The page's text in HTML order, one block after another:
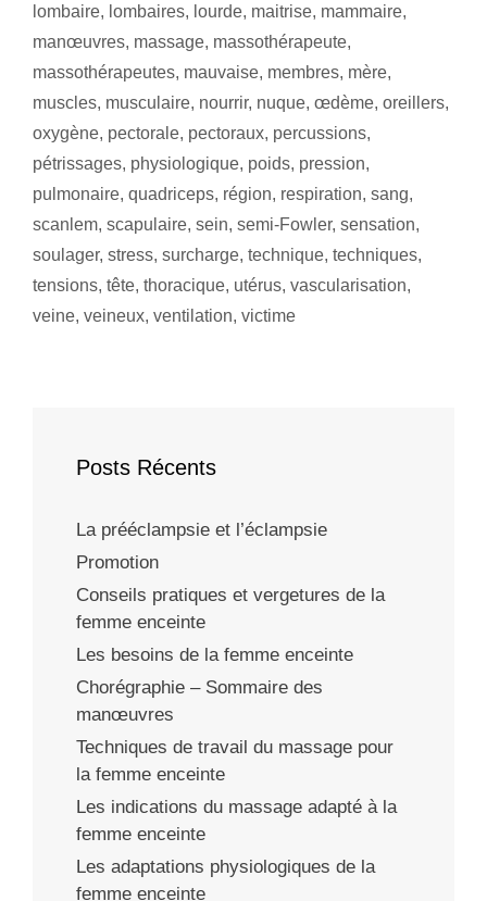
lombaire, lombaires, lourde, maitrise, mammaire,
manœuvres, massage, massothérapeute,
massothérapeutes, mauvaise, membres, mère,
muscles, musculaire, nourrir, nuque, œdème, oreillers,
oxygène, pectorale, pectoraux, percussions,
pétrissages, physiologique, poids, pression,
pulmonaire, quadriceps, région, respiration, sang,
scanlem, scapulaire, sein, semi-Fowler, sensation,
soulager, stress, surcharge, technique, techniques,
tensions, tête, thoracique, utérus, vascularisation,
veine, veineux, ventilation, victime
Posts Récents
La prééclampsie et l’éclampsie
Promotion
Conseils pratiques et vergetures de la
femme enceinte
Les besoins de la femme enceinte
Chorégraphie – Sommaire des
manœuvres
Techniques de travail du massage pour
la femme enceinte
Les indications du massage adapté à la
femme enceinte
Les adaptations physiologiques de la
femme enceinte